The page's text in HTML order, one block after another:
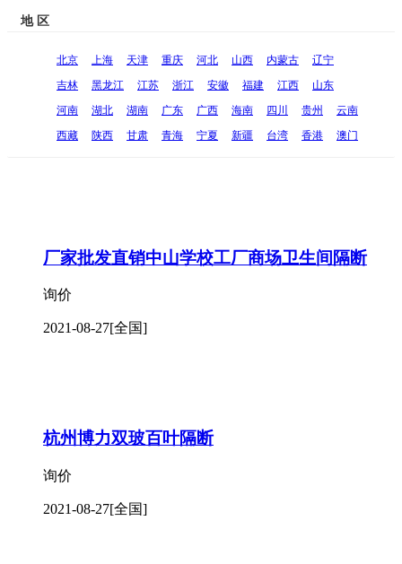
地 区
北京 上海 天津 重庆 河北 山西 内蒙古
辽宁
吉林
黑龙江 江苏 浙江 安徽 福建 江西
山东
河南
湖北 湖南 广东 广西 海南 四川 贵州
云南
西藏
陕西 甘肃 青海 宁夏 新疆 台湾 香港 澳门
厂家批发直销中山学校工厂商场卫生间隔断
询价
2021-08-27[全国]
杭州博力双玻百叶隔断
询价
2021-08-27[全国]